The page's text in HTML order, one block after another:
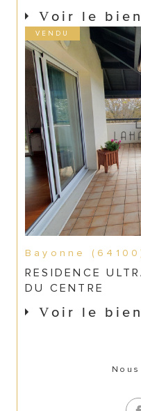
Voir le bien
VENDU
Bayonne
RESIDENCE
DU CENTRE
Voir le bien